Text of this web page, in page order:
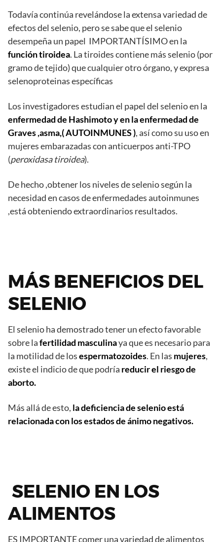
Todavía continúa revelándose la extensa variedad de
efectos del selenio, pero se sabe que el selenio
desempeña un papel IMPORTANTÍSIMO en la
función tiroidea. La tiroides contiene más selenio (por
gramo de tejido) que cualquier otro órgano, y expresa
selenoproteinas específicas
Los investigadores estudian el papel del selenio en la
enfermedad de Hashimoto y en la enfermedad de
Graves ,asma,( AUTOINMUNES ), así como su uso en
mujeres embarazadas con anticuerpos anti-TPO
(peroxidasa tiroidea).
De hecho ,obtener los niveles de selenio según la
necesidad en casos de enfermedades autoinmunes
,está obteniendo extraordinarios resultados.
MÁS BENEFICIOS DEL
SELENIO
El selenio ha demostrado tener un efecto favorable
sobre lafertilidad masculinaya que es necesario para
la motilidad de losespermatozoides. En las mujeres,
existe el indicio de que podría reducir el riesgo de
aborto.
Más allá de esto, la deficiencia de selenio está
relacionada con los estados de ánimo negativos.
SELENIO EN LOS
ALIMENTOS
ES IMPORTANTE comer una variedad de alimentos